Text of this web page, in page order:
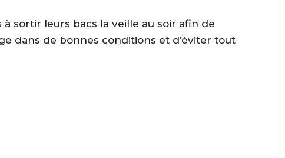
à sortir leurs bacs la veille au soir afin de
dans de bonnes conditions et d’éviter tout